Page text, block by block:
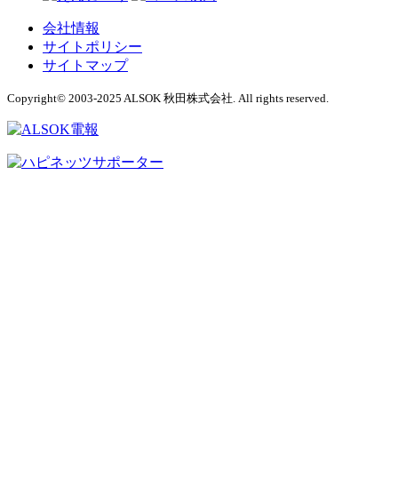
会社情報
サイトポリシー
サイトマップ
Copyright© 2003-2025 ALSOK 秋田株式会社. All rights reserved.